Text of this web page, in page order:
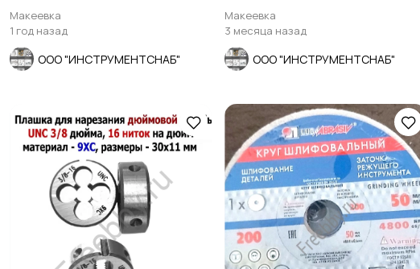
шлифованный.
Макеевка
1 год назад
ООО "ИНСТРУМЕНТСНАБ"
2640-0053, СССР.
Макеевка
3 месяца назад
ООО "ИНСТРУМЕНТСНАБ"